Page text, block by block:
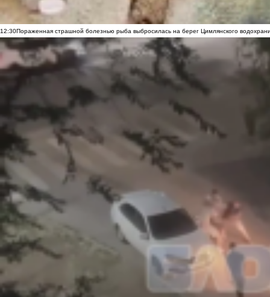
12:30Пораженная страшной болезнью рыба выбросилась на берег Цимлянского